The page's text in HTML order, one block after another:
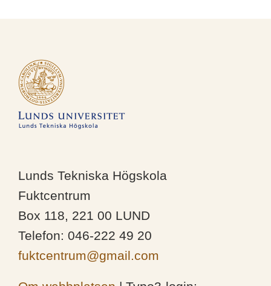
Lunds Tekniska Högskola
Fuktcentrum
Box 118, 221 00 LUND
Telefon: 046-222 49 20
fuktcentrum@gmail.com